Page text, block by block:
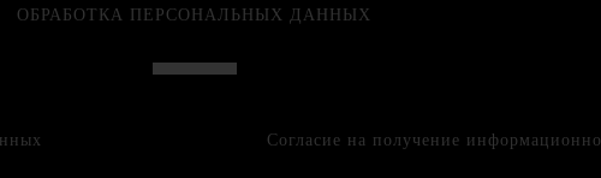
ОБРАБОТКА ПЕРСОНАЛЬНЫХ ДАННЫХ
Согласие на получение